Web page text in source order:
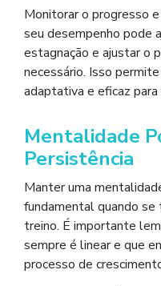
Monitorar o progresso
seu desempenho pode
estagnação e ajustar o
necessário. Isso
adaptativa e eficaz
Mentalidade
Persistência
Manter uma
fundamental quando
treino. É importante
sempre é linear e que
processo de